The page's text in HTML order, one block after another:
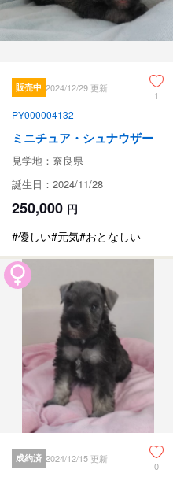
販売中 2024/12/29 更新
1
PY000004132
ミニチュア・シュナウザー
見学地：奈良県
誕生日：2024/11/28
250,000 円
#優しい#元気#おとなしい
成約済 2024/12/15 更新
0